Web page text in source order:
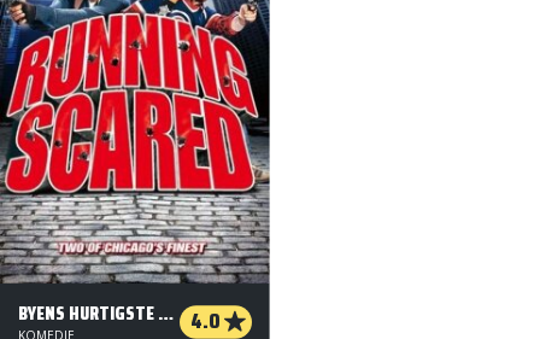
BYENS HURTIGSTE STRØMERE 4.0
KOMEDIE